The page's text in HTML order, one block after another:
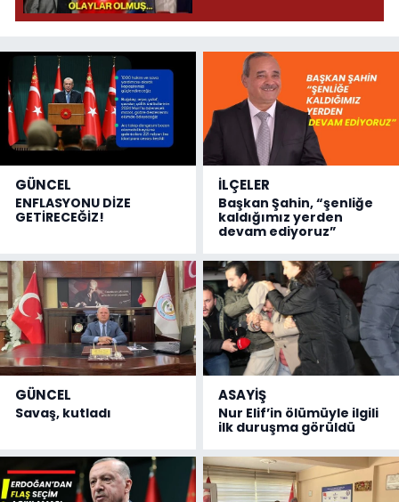
olmuş...
GÜNCEL
ENFLASYONU DİZE
GETİRECEĞİZ!
İLÇELER
Başkan Şahin, “şenliğe
kaldığımız yerden
devam ediyoruz”
GÜNCEL
Savaş, kutladı
ASAYİŞ
Nur Elif’in ölümüyle ilgili
ilk duruşma görüldü